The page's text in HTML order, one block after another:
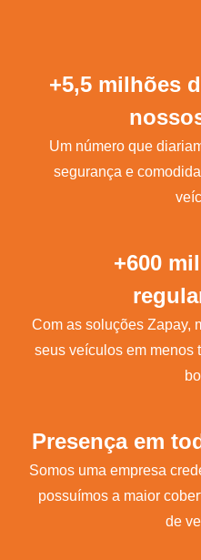
+5,5 milhões
Um número que
segurança e
+600
Com as soluções Zapay,
seus veículos em menos
Presença em
Somos uma empresa
possuímos a maior
de